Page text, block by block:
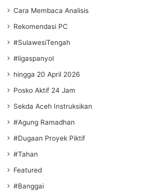
Cara Membaca Analisis
Rekomendasi PC
#SulawesiTengah
#ligaspanyol
hingga 20 April 2026
Posko Aktif 24 Jam
Sekda Aceh Instruksikan
#Agung Ramadhan
#Dugaan Proyek Piktif
#Tahan
Featured
#Banggai